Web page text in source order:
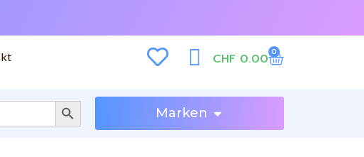
CHF 0.00 0
SEARCH BUTTON
Marken